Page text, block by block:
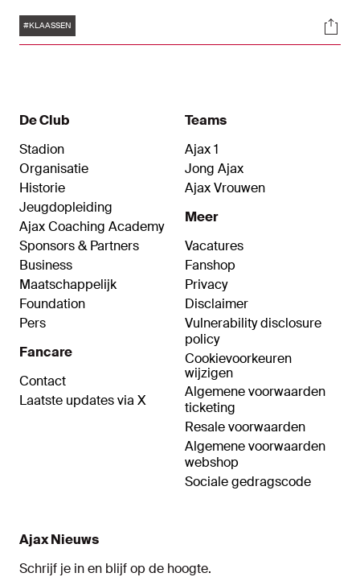
over de voorselectie van Maarten Stekelenburg
en blikt hij vooruit op de UEFA Europa League-
Tags
#KLAASSEN
De Club
Stadion
Organisatie
Historie
Jeugdopleiding
Ajax Coaching Academy
Sponsors & Partners
Business
Maatschappelijk
Foundation
Pers
Fancare
Contact
Laatste updates via X
Teams
Ajax 1
Jong Ajax
Ajax Vrouwen
Meer
Vacatures
Fanshop
Privacy
Disclaimer
Vulnerability disclosure
policy
Cookievoorkeuren
wijzigen
Algemene voorwaarden
ticketing
Resale voorwaarden
Algemene voorwaarden
webshop
Sociale gedragscode
Ajax Nieuws
Schrijf je in en blijf op de hoogte.